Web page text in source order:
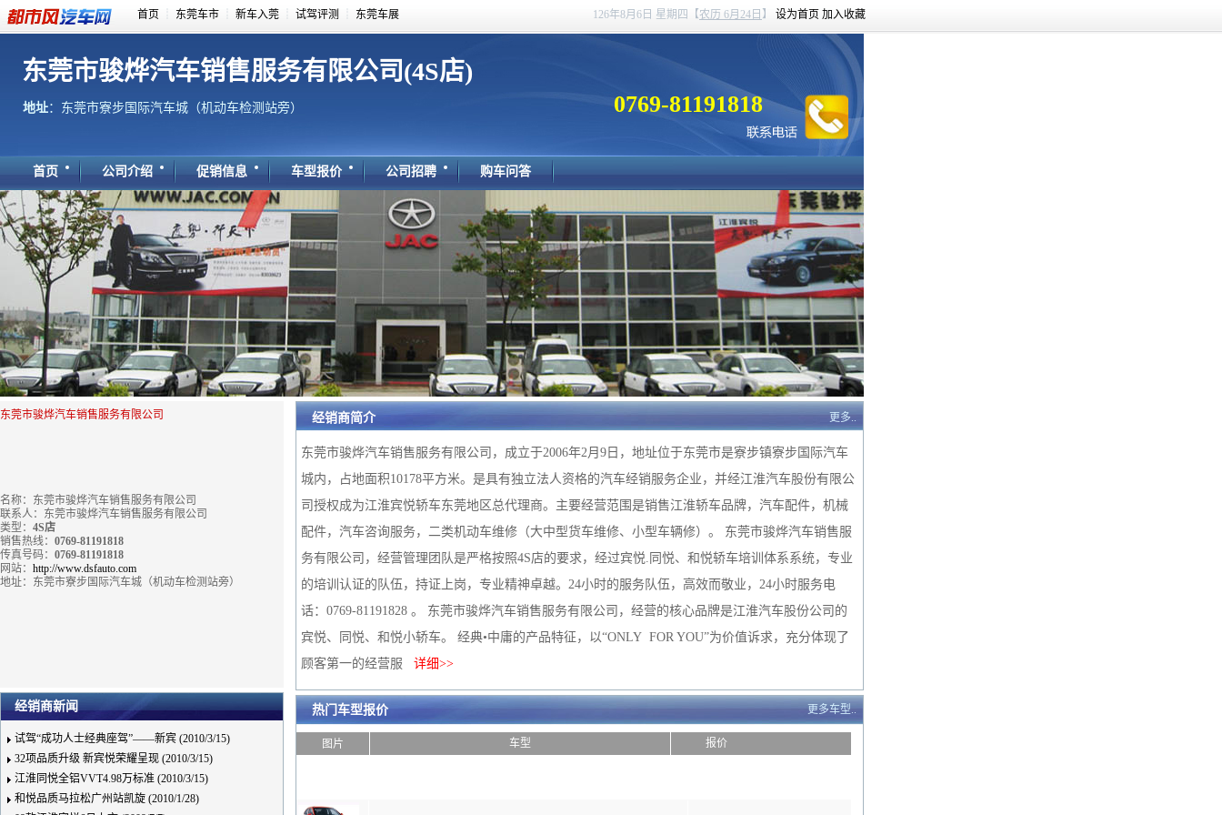
首页 东莞车市 新车入莞 试驾评测 东莞车展 126年8月6日 星期四 【农历 6月24日 】 设为首页 加入收藏
东莞市骏烨汽车销售服务有限公司(4S店)
地址：东莞市寮步国际汽车城（机动车检测站旁） 0769-81191818
首页 公司介绍 促销信息 车型报价 公司招聘 购车问答
东莞市骏烨汽车销售服务有限公司
名称：东莞市骏烨汽车销售服务有限公司
联系人： 东莞市骏烨汽车销售服务有限公司
类型： 4S店
销售热线： 0769-81191818
传真号码： 0769-81191818
网站： http://www.dsfauto.com
地址：东莞市寮步国际汽车城（机动车检测站旁）
经销商新闻
试驾“成功人士经典座驾”——新宾 (2010/3/15)
32项品质升级 新宾悦荣耀呈现 (2010/3/15)
江淮同悦全铝VVT4.98万标准 (2010/3/15)
和悦品质马拉松广州站凯旋 (2010/1/28)
经销商简介 更多..
东莞市骏烨汽车销售服务有限公司，成立于2006年2月9日，地址位于东莞市是寮步镇寮步国际汽车
城内，占地面积10178平方米。是具有独立法人资格的汽车经销服务企业，并经江淮汽车股份有限公
司授权成为江淮宾悦轿车东莞地区总代理商。主要经营范围是销售江淮轿车品牌，汽车配件，机械
配件，汽车咨询服务，二类机动车维修（大中型货车维修、小型车辆修）。 东莞市骏烨汽车销售服
务有限公司，经营管理团队是严格按照4S店的要求，经过宾悦.同悦、和悦轿车培训体系系统，专业
的培训认证的队伍，持证上岗，专业精神卓越。24小时的服务队伍，高效而敬业，24小时服务电
话：0769-81191828 。 东莞市骏烨汽车销售服务有限公司，经营的核心品牌是江淮汽车股份公司的
宾悦、同悦、和悦小轿车。 经典•中庸的产品特征，以“ONLY FOR YOU”为价值诉求，充分体现了
顾客第一的经营服 详细>>
热门车型报价 更多车型..
图片 车型 报价